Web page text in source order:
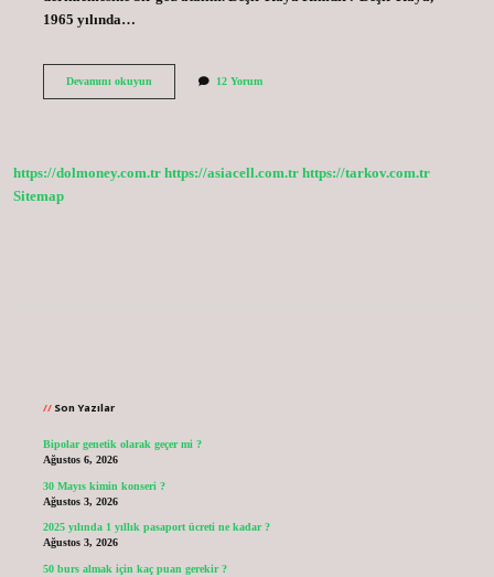
1965 yılında…
Devamını okuyunBeşir
12 Yorum
https://dolmoney.com.tr https://asiacell.com.tr https://tarkov.com.tr
Sitemap
Son Yazılar
Bipolar genetik olarak geçer mi ?
Ağustos 6, 2026
30 Mayıs kimin konseri ?
Ağustos 3, 2026
2025 yılında 1 yıllık pasaport ücreti ne kadar ?
Ağustos 3, 2026
50 burs almak için kaç puan gerekir ?